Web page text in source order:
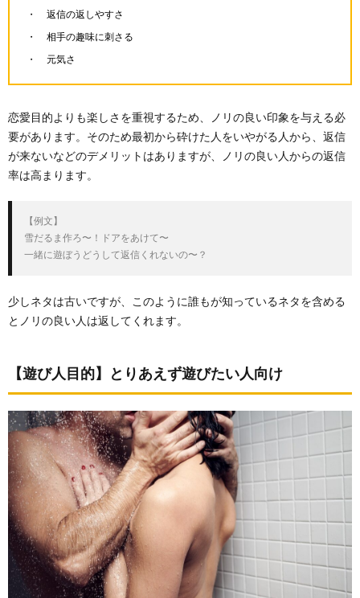
返信の返しやすさ
相手の趣味に刺さる
元気さ
恋愛目的よりも楽しさを重視するため、ノリの良い印象を与える必
要があります。そのため最初から砕けた人をいやがる人から、返信
が来ないなどのデメリットはありますが、ノリの良い人からの返信
率は高まります。
【例文】
雪だるま作ろ〜！ドアをあけて〜
一緒に遊ぼうどうして返信くれないの〜？
少しネタは古いですが、このように誰もが知っているネタを含める
とノリの良い人は返してくれます。
【遊び人目的】とりあえず遊びたい人向け